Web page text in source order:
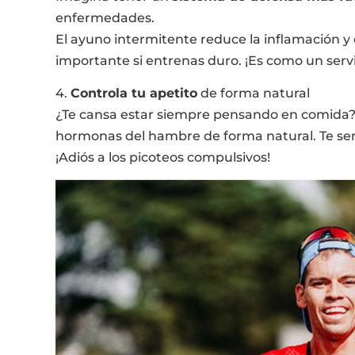
enfermedades.
El ayuno intermitente reduce la inflamación
importante si entrenas duro. ¡Es como un
4. Controla tu apetito de forma natural
¿Te cansa estar siempre pensando en
hormonas del hambre de forma natural. Te
¡Adiós a los picoteos compulsivos!